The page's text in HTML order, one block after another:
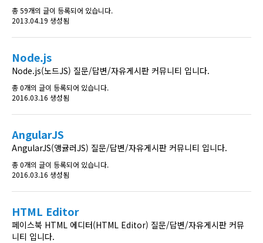
총 59개의 글이 등록되어 있습니다.
2013.04.19 생성됨
Node.js
Node.js(노드JS) 질문/답변/자유게시판 커뮤니티 입니다.
총 0개의 글이 등록되어 있습니다.
2016.03.16 생성됨
AngularJS
AngularJS(앵귤러JS) 질문/답변/자유게시판 커뮤니티 입니다.
총 0개의 글이 등록되어 있습니다.
2016.03.16 생성됨
HTML Editor
페이스북 HTML 에디터(HTML Editor) 질문/답변/자유게시판 커뮤
니티 입니다.